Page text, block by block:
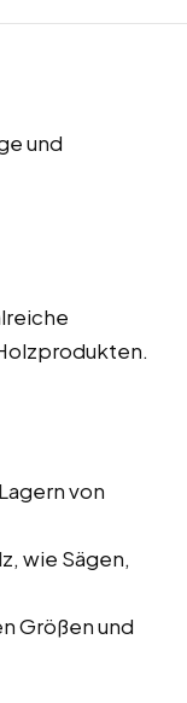
und
von
wie Sägen,
Größen und